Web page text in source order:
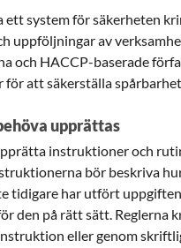
system för säkerheten
uppföljningar av
och HACCP-baserade
för att säkerställa
upprättas
instruktioner och
bör beskriva
tidigare har utfört
den på rätt sätt. Reglerna
eller genom